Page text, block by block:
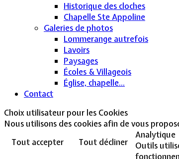
Historique des cloches
Chapelle Ste Appoline
Galeries de photos
Lommerange autrefois
Lavoirs
Paysages
Écoles & Villageois
Église, chapelle...
Contact
Choix utilisateur pour les Cookies
Nous utilisons des cookies afin de vous
Tout accepter
Tout décliner
Analytique
Outils